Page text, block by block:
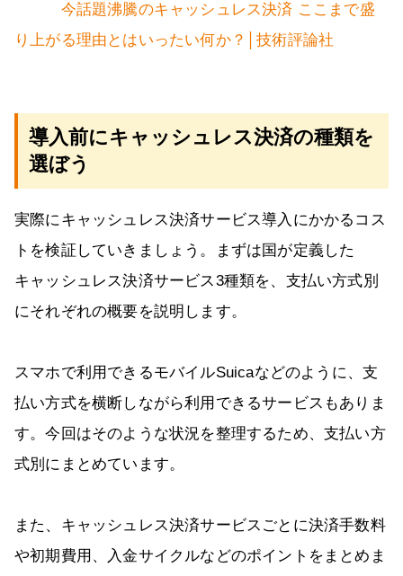
今話題沸騰のキャッシュレス決済 ここまで盛
り上がる理由とはいったい何か？│技術評論社
導入前にキャッシュレス決済の種類を
選ぼう
実際にキャッシュレス決済サービス導入にかかるコス
トを検証していきましょう。まずは国が定義した
キャッシュレス決済サービス3種類を、支払い方式別
にそれぞれの概要を説明します。
スマホで利用できるモバイルSuicaなどのように、支
払い方式を横断しながら利用できるサービスもありま
す。今回はそのような状況を整理するため、支払い方
式別にまとめています。
また、キャッシュレス決済サービスごとに決済手数料
や初期費用、入金サイクルなどのポイントをまとめま